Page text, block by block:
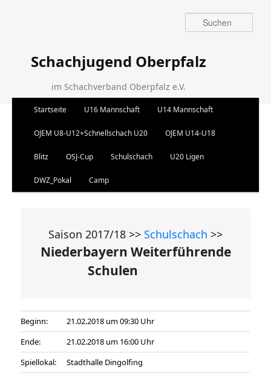
Schachjugend Oberpfalz
im Schachverband Oberpfalz e.V.
Suchen
Zum Inhalt wechseln
Zum sekundären Inhalt wechseln
Startseite U16 Mannschaft U14 Mannschaft
OJEM U8-U12+Schnellschach U20 OJEM U14-U18
Blitz OSJ-Cup Schulschach U20 Ligen
DWZ_Pokal Camp
Saison 2017/18 >> Schulschach >>
Niederbayern Weiterführende
Schulen
Beginn:
21.02.2018 um 09:30 Uhr
Ende:
21.02.2018 um 16:00 Uhr
Spiellokal:
Stadthalle Dingolfing